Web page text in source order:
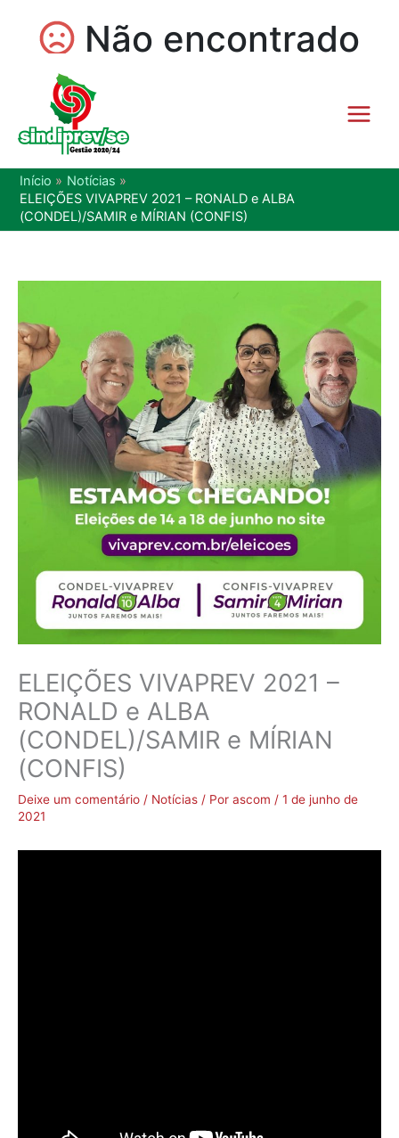
Início
Notícias
ELEIÇÕES VIVAPREV 2021 – RONALD e ALBA
(CONDEL)/SAMIR e MÍRIAN (CONFIS)
ELEIÇÕES VIVAPREV 2021 –
RONALD e ALBA
(CONDEL)/SAMIR e MÍRIAN
(CONFIS)
Deixe um comentário / Notícias / Por ascom / 1 de junho de
2021